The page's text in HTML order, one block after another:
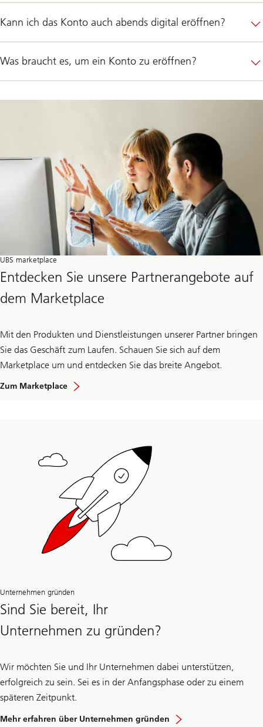
Kann ich das Konto auch abends digital eröffnen?
Was braucht es, um ein Konto zu eröffnen?
UBS marketplace
Entdecken Sie unsere Partnerangebote auf
dem Marketplace
Mit den Produkten und Dienstleistungen unserer Partner bringen
Sie das Geschäft zum Laufen. Schauen Sie sich auf dem
Marketplace um und entdecken Sie das breite Angebot.
Zum Marketplace
Unternehmen gründen
Sind Sie bereit, Ihr
Unternehmen zu gründen?
Wir möchten Sie und Ihr Unternehmen dabei unterstützen,
erfolgreich zu sein. Sei es in der Anfangsphase oder zu einem
späteren Zeitpunkt.
Mehr erfahren über Unternehmen gründen